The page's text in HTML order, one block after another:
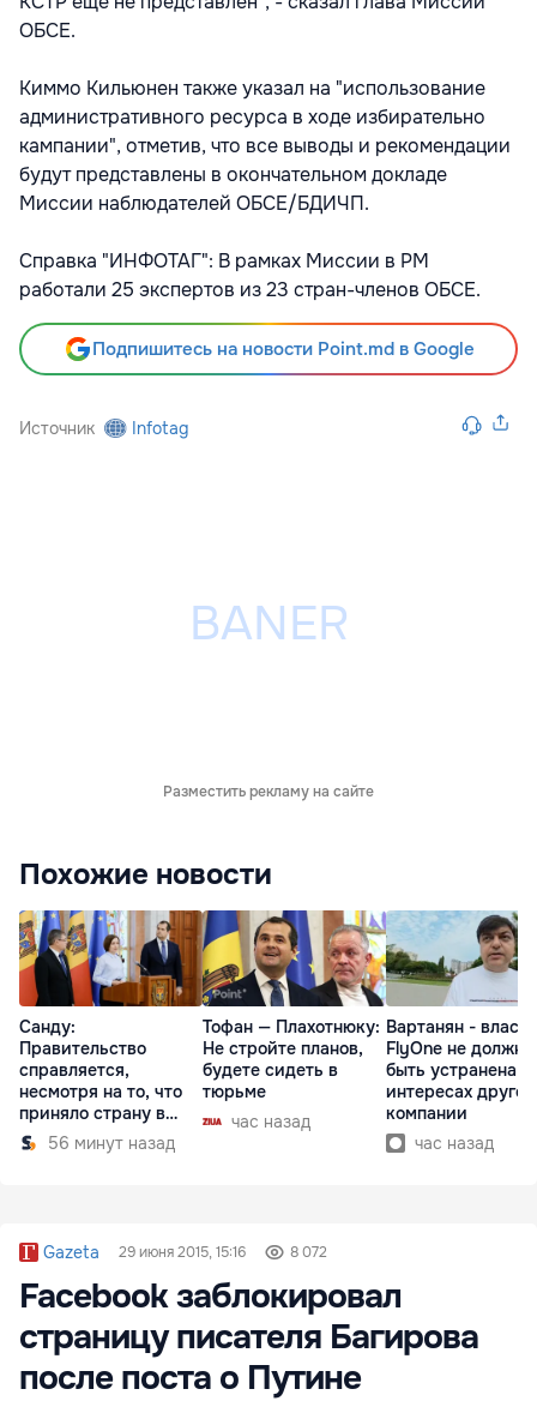
ОБСЕ.
Киммо Кильюнен также указал на "использование
административного ресурса в ходе избирательно
кампании", отметив, что все выводы и рекомендации
будут представлены в окончательном докладе
Миссии наблюдателей ОБСЕ/БДИЧП.
Справка "ИНФОТАГ": В рамках Миссии в РМ
работали 25 экспертов из 23 стран-членов ОБСЕ.
Подпишитесь на новости Point.md в Google
Источник Infotag
Разместить рекламу на сайте
Похожие новости
Санду:
Правительство
справляется,
несмотря на то, что
приняло страну в
разгар кризиса
56 минут назад
Тофан — Плахотнюку:
Не стройте планов,
будете сидеть в
тюрьме
час назад
Вартанян -
FlyOne не должна
быть устранена в
интересах другой
компании
час назад
Gazeta 29 июня 2015, 15:16 8 072
Facebook заблокировал
страницу писателя Багирова
после поста о Путине